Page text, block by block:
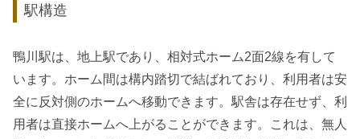
駅構造
鴨川駅は、地上駅であり、相対式ホーム2面2線を有して
います。ホーム間は構内踏切で結ばれており、利用者は安
全に反対側のホームへ移動できます。駅舎は存在せず、利
用者は直接ホームへ上がることができます。これは、無人